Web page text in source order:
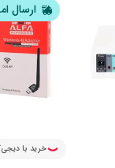
ارسال
خرید با